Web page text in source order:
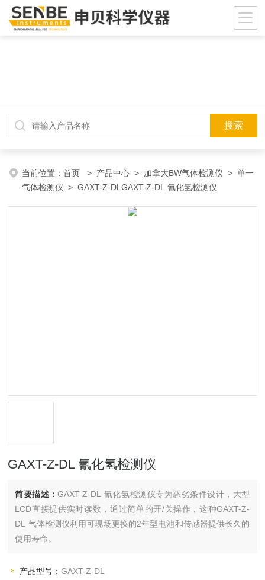
当前位置：首页 > 产品中心 > 加拿大BW气体检测仪 >单一
气体检测仪 > GAXT-Z-DLGAXT-Z-DL 氰化氢检测仪
GAXT-Z-DL 氰化氢检测仪
简要描述：GAXT-Z-DL 氰化氢检测仪专为恶劣条件设计，大型
LCD直接提供实时读数，通过简单的开/关操作，这种GAXT-Z-
DL 气体检测仪利用可现场更换的2年型电池和传感器提供长久的
使用寿命。
产品型号：GAXT-Z-DL